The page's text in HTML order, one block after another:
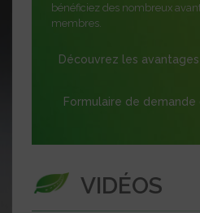
bénéficiez des nombreux
membres.
Découvrez les avantages
Formulaire de demande
VIDÉOS